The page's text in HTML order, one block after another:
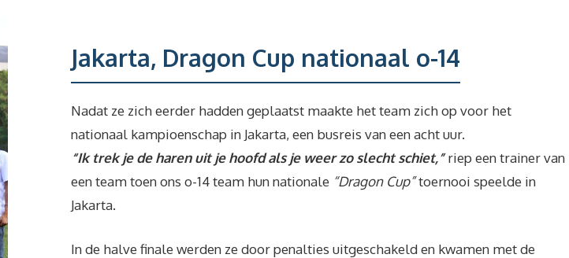
Jakarta, Dragon Cup nationaal o-14
Nadat ze zich eerder hadden geplaatst maakte het team zich op voor het
nationaal kampioenschap in Jakarta, een busreis van een acht uur.
“Ik trek je de haren uit je hoofd als je weer zo slecht schiet,”riep een trainer van
een team toen ons o-14 team hun nationale “Dragon Cup”toernooi speelde in
Jakarta.
In de halve finale werden ze door penalties uitgeschakeld en kwamen met de